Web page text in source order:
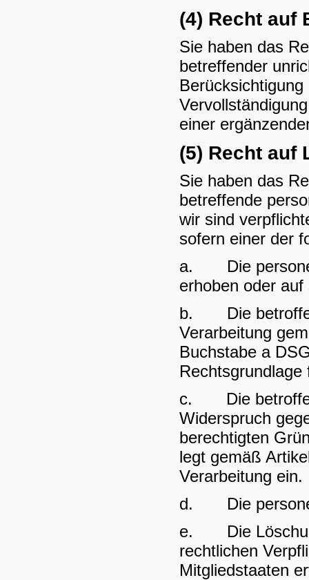
(4) Recht
Sie haben das
betreffender
einer
(5) Recht auf
Sie haben das
betreffende
wir sind
sofern einer der
a. Die
erhoben oder
b. Die
Verarbeitung
Buchstabe a
c. Die
Widerspruch
berechtigten
legt gemäß
Verarbeitung ein.
d. Die
e. Die
rechtlichen
Mitgliedstaaten